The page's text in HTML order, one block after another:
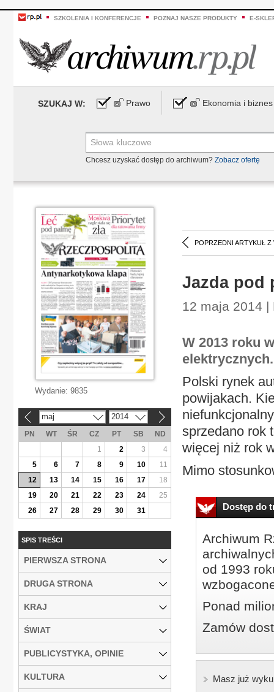
SZKOLENIA I KONFERENCJE POZNAJ NASZE PRODUKTY E-
SZUKAJ W: Prawo Ekonomia i biznes
Chcesz uzyskać dostęp do archiwum? Zobacz ofertę
POPRZEDNI ARTYKUŁ Z
Jazda pod
12 maja 2014
W 2013 roku
elektrycznych.
Polski rynek
powijakach.
sprzedano rok
więcej niż rok
Mimo
Dostęp do
Archiwum
od 1993
Ponad
Zamów
Masz już
Wydanie: 9835
maj 2014
PN WT ŚR CZ PT SB
ND
1
2 3
4
5
6 7 8 9 10
11
12
13 14 15 16 17
18
19
20 21 22 23 24
25
26
27 28 29 30 31
SPIS TREŚCI
PIERWSZA STRONA
DRUGA STRONA
KRAJ
ŚWIAT
PUBLICYSTYKA, OPINIE
KULTURA